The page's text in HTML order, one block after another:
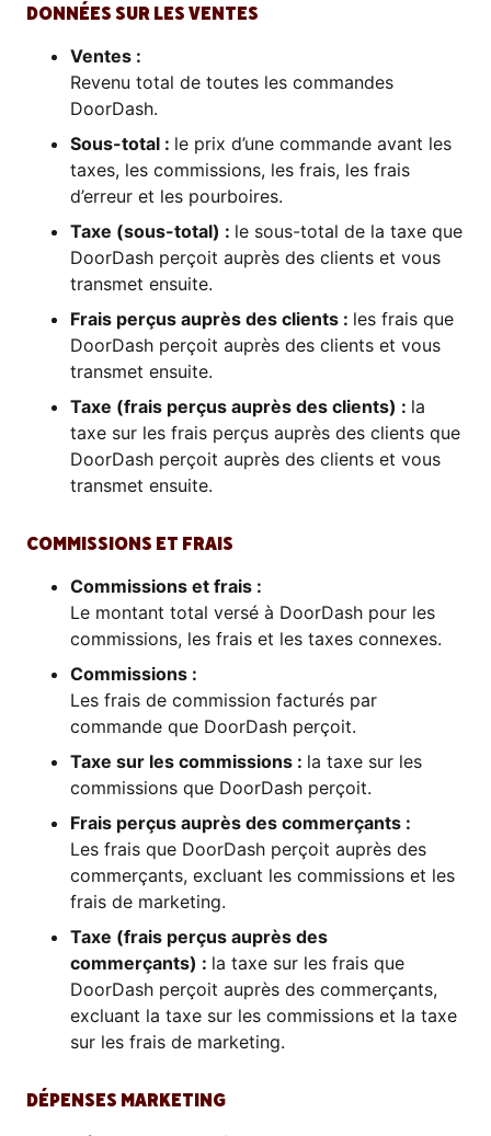
DONNÉES SUR LES VENTES
Ventes :
Revenu total de toutes les commandes
DoorDash.
Sous-total : le prix d’une commande avant les
taxes, les commissions, les frais, les frais
d’erreur et les pourboires.
Taxe (sous-total) : le sous-total de la taxe que
DoorDash perçoit auprès des clients et vous
transmet ensuite.
Frais perçus auprès des clients : les frais que
DoorDash perçoit auprès des clients et vous
transmet ensuite.
Taxe (frais perçus auprès des clients) : la
taxe sur les frais perçus auprès des clients que
DoorDash perçoit auprès des clients et vous
transmet ensuite.
COMMISSIONS ET FRAIS
Commissions et frais :
Le montant total versé à DoorDash pour les
commissions, les frais et les taxes connexes.
Commissions :
Les frais de commission facturés par
commande que DoorDash perçoit.
Taxe sur les commissions : la taxe sur les
commissions que DoorDash perçoit.
Frais perçus auprès des commerçants :
Les frais que DoorDash perçoit auprès des
commerçants, excluant les commissions et les
frais de marketing.
Taxe (frais perçus auprès des
commerçants) : la taxe sur les frais que
DoorDash perçoit auprès des commerçants,
excluant la taxe sur les commissions et la taxe
sur les frais de marketing.
DÉPENSES MARKETING